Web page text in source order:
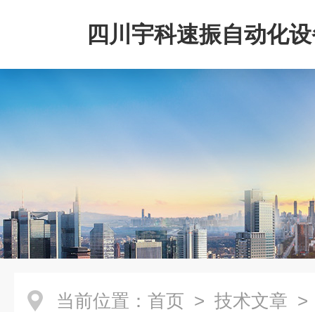
四川宇科速振自动化
公司
当前位置： 首页 > 技术文章 >